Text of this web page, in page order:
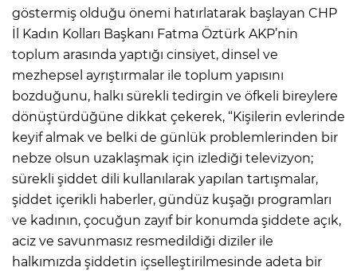
göstermiş olduğu önemi hatırlatarak başlayan CHP
İl Kadın Kolları Başkanı Fatma Öztürk AKP’nin
toplum arasında yaptığı cinsiyet, dinsel ve
mezhepsel ayrıştırmalar ile toplum yapısını
bozduğunu, halkı sürekli tedirgin ve öfkeli bireylere
dönüştürdüğüne dikkat çekerek, “Kişilerin evlerinde
keyif almak ve belki de günlük problemlerinden bir
nebze olsun uzaklaşmak için izlediği televizyon;
sürekli şiddet dili kullanılarak yapılan tartışmalar,
şiddet içerikli haberler, gündüz kuşağı programları
ve kadının, çocuğun zayıf bir konumda şiddete açık,
aciz ve savunmasız resmedildiği diziler ile
halkımızda şiddetin içselleştirilmesinde adeta bir